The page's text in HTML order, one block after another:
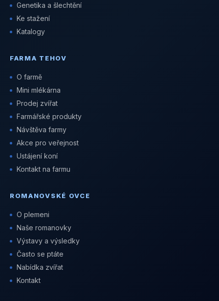
Genetika a šlechtění
Ke stažení
Katalogy
FARMA TEHOV
O farmě
Mini mlékárna
Prodej zvířat
Farmářské produkty
Návštěva farmy
Akce pro veřejnost
Ustájení koní
Kontakt na farmu
ROMANOVSKÉ OVCE
O plemeni
Naše romanovky
Výstavy a výsledky
Často se ptáte
Nabídka zvířat
Kontakt